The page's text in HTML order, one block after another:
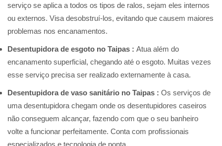
serviço se aplica a todos os tipos de ralos, sejam eles internos
ou externos. Visa desobstruí-los, evitando que causem maiores
problemas nos encanamentos.
Desentupidora de esgoto no Taipas : Atua além do
encanamento superficial, chegando até o esgoto. Muitas vezes
esse serviço precisa ser realizado externamente à casa.
Desentupidora de vaso sanitário no Taipas : Os serviços de
uma desentupidora chegam onde os desentupidores caseiros
não conseguem alcançar, fazendo com que o seu banheiro
volte a funcionar perfeitamente. Conta com profissionais